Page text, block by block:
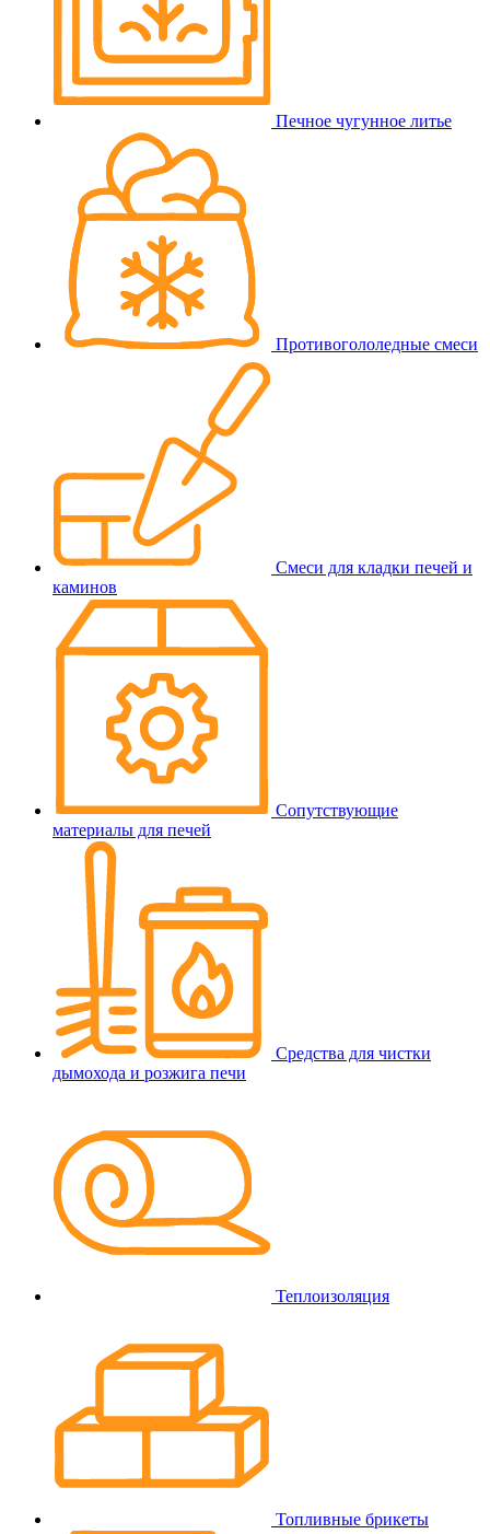
Печное чугунное литье
Противогололедные смеси
Смеси для кладки печей и
каминов
Сопутствующие
материалы для печей
Средства для чистки
дымохода и розжига печи
Теплоизоляция
Топливные брикеты